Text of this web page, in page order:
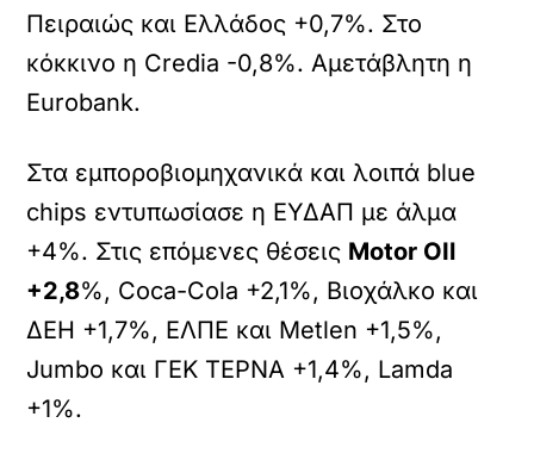
Πειραιώς και Ελλάδος +0,7%. Στο
κόκκινο η Credia -0,8%. Αμετάβλητη η
Eurobank.
Στα εμποροβιομηχανικά και λοιπά blue
chips εντυπωσίασε η ΕΥΔΑΠ με άλμα
+4%. Στις επόμενες θέσεις Motor OIl
+2,8%, Coca-Cola +2,1%, Βιοχάλκο και
ΔΕΗ +1,7%, ΕΛΠΕ και Metlen +1,5%,
Jumbo και ΓΕΚ ΤΕΡΝΑ +1,4%, Lamda
+1%.